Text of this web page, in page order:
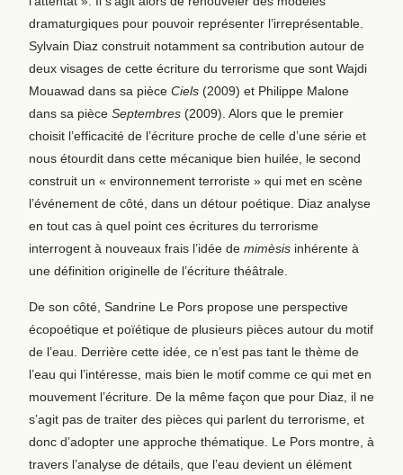
dramaturgiques pour pouvoir représenter l’irreprésentable.
Sylvain Diaz construit notamment sa contribution autour de
deux visages de cette écriture du terrorisme que sont Wajdi
Mouawad dans sa pièce Ciels (2009) et Philippe Malone
dans sa pièce Septembres (2009). Alors que le premier
choisit l’efficacité de l’écriture proche de celle d’une série et
nous étourdit dans cette mécanique bien huilée, le second
construit un « environnement terroriste » qui met en scène
l’événement de côté, dans un détour poétique. Diaz analyse
en tout cas à quel point ces écritures du terrorisme
interrogent à nouveaux frais l’idée de mimèsis inhérente à
une définition originelle de l’écriture théâtrale.
De son côté, Sandrine Le Pors propose une perspective
écopoétique et poïétique de plusieurs pièces autour du motif
de l’eau. Derrière cette idée, ce n’est pas tant le thème de
l’eau qui l’intéresse, mais bien le motif comme ce qui met en
mouvement l’écriture. De la même façon que pour Diaz, il ne
s’agit pas de traiter des pièces qui parlent du terrorisme, et
donc d’adopter une approche thématique. Le Pors montre, à
travers l’analyse de détails, que l’eau devient un élément